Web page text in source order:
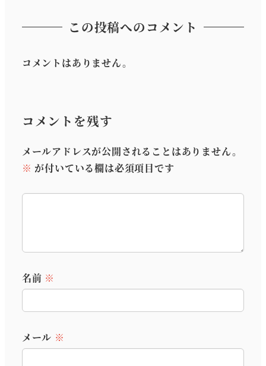
この投稿へのコメント
コメントはありません。
コメントを残す
メールアドレスが公開されることはありません。
※ が付いている欄は必須項目です
名前 ※
メール ※